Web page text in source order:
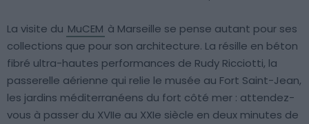
La visite du MuCEM à Marseille se pense autant pour ses
collections que pour son architecture. La résille en béton
fibré ultra-hautes performances de Rudy Ricciotti, la
passerelle aérienne qui relie le musée au Fort Saint-Jean,
les jardins méditerranéens du fort côté mer : attendez-
vous à passer du XVIIe au XXIe siècle en deux minutes de